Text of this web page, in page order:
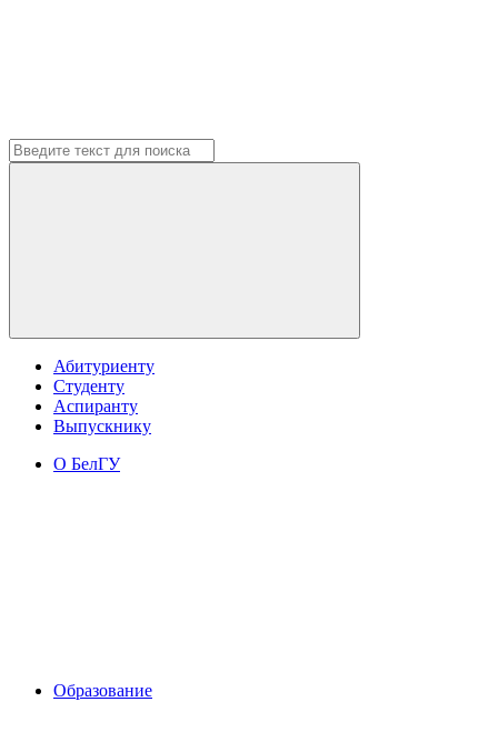
Абитуриенту
Студенту
Аспиранту
Выпускнику
О БелГУ
Образование